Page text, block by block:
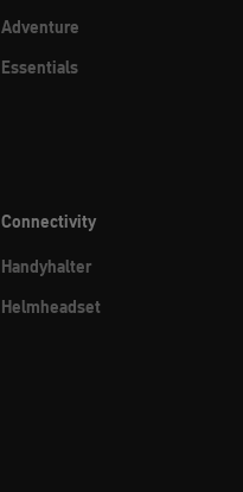
Adventure
Essentials
Connectivity
Handyhalter
Helmheadset